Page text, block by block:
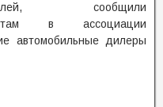
сообщили
в ассоциации
автомобильные дилеры